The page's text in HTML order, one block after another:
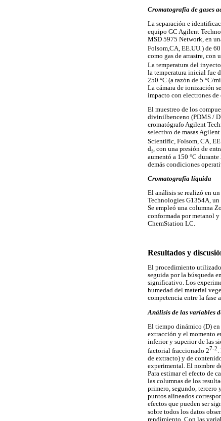
Cromatografía de gases
La separación e
equipo GC Agilent
MSD 5975 Network, en
Folsom,CA, EE.UU.) de
como gas de arrastre,
La temperatura del
la temperatura inicial fue
250 °C (a razón de 5 °C/
La cámara de ionización
impacto con electrones de
El muestreo de los
divinilbenceno (PDMS /
cromatógrafo Agilent
selectivo de masas
Scientific Folsom, CA,
df , con una presión de
aumentó a 150 °C
demás condiciones
Cromatografía líquida
El análisis se realizó en
Technologies G1354A,
Se empleó una columna
conformada por metanol
ChemStation LC.
Resultados y
El procedimiento utilizado
seguida por la búsqueda
significativo. Los
humedad del material
competencia entre la fase
Análisis de las variables
El tiempo dinámico (D) en
extracción y el momento
inferior y superior de las
factorial fraccionado 27-2.
de extracto) y de
experimental. El nombre
Para estimar el efecto de
las columnas de los
primero, segundo, tercero
puntos alineados
efectos que pueden ser
sobre todos los datos